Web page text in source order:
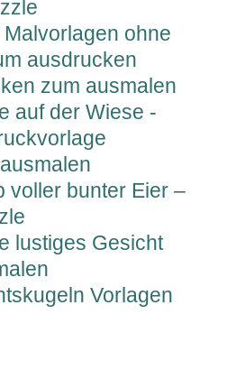
ohne
ausdrucken
zum ausmalen
auf der Wiese -
voller bunter Eier –
lustiges Gesicht
Vorlagen